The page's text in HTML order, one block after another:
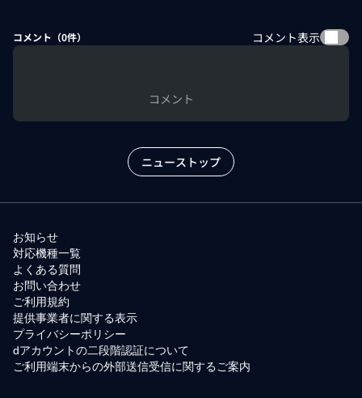
コメント（0件） コメント表示
コメント
ニューストップ
お知らせ
対応機種一覧
よくある質問
お問い合わせ
ご利用規約
提供事業者に関する表示
プライバシーポリシー
dアカウントの二段階認証について
ご利用端末からの外部送信受信に関するご案内